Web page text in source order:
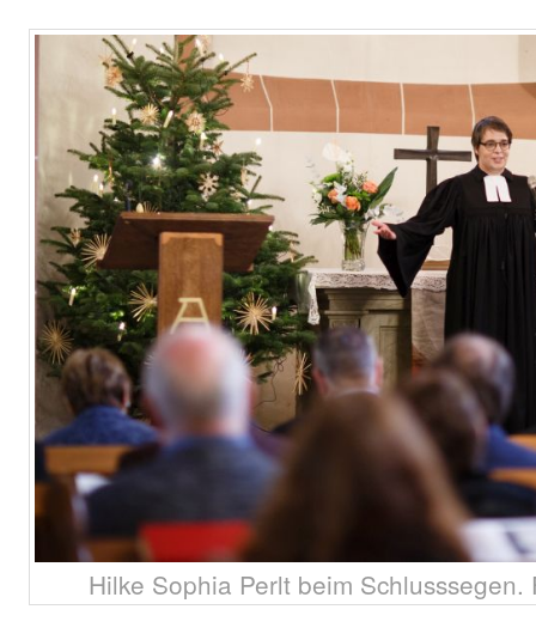
Hilke Sophia Perlt beim